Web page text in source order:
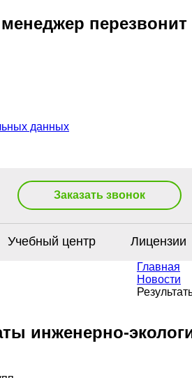
данных
Заказать звонок
Учебный центр Лицензии
Главная
Новости
инженерно-